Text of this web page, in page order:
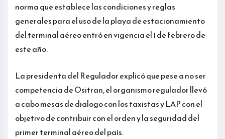
norma que establece las condiciones y reglas
generales para el uso de la playa de estacionamiento
del terminal aéreo entró en vigencia el 1 de febrero de
este año.
La presidenta del Regulador explicó que pese a no ser
competencia de Ositran, el organismo regulador llevó
a cabo mesas de dialogo con los taxistas y LAP con el
objetivo de contribuir con el orden y la seguridad del
primer terminal aéreo del país.